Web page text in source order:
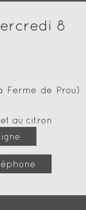
8
Ferme de Prou)
au citron